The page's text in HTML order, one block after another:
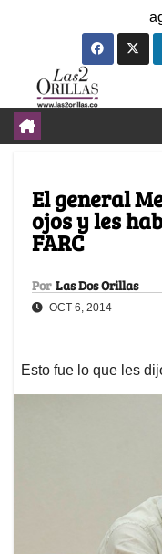
El general
ojos y les
FARC
Por Las Dos Orillas
OCT 6, 2014
Esto fue lo que les